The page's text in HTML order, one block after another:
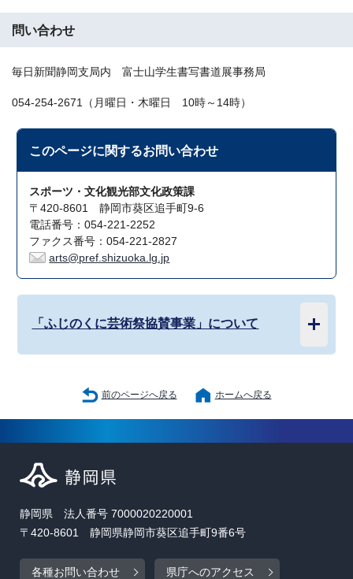
問い合わせ
毎日新聞静岡支局内 富士山学生書写書道展事務局
054-254-2671（月曜日・木曜日 10時～14時）
このページに関するお問い合わせ
スポーツ・文化観光部文化政策課
〒420-8601 静岡市葵区追手町9-6
電話番号：054-221-2252
ファクス番号：054-221-2827
arts@pref.shizuoka.lg.jp
「ふじのくに芸術祭協賛事業」について
前のページへ戻る ホームへ戻る
静岡県 法人番号 7000020220001
〒420-8601 静岡県静岡市葵区追手町9番6号
各種お問い合わせ 県庁へのアクセス